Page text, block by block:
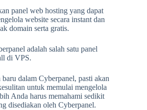
panel web hosting yang dapat
website secara instant dan
domain serta gratis.
adalah salah satu panel
di VPS.
dalam Cyberpanel, pasti akan
untuk memulai mengelola
Anda harus memahami sedikit
disediakan oleh Cyberpanel.